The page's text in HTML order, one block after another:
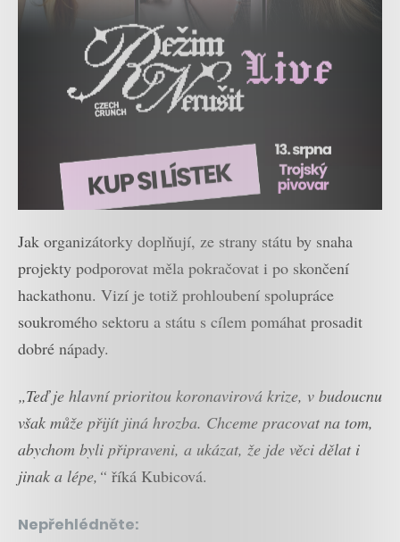
Jak organizátorky doplňují, ze strany státu by snaha
projekty podporovat měla pokračovat i po skončení
hackathonu. Vizí je totiž prohloubení spolupráce
soukromého sektoru a státu s cílem pomáhat prosadit
dobré nápady.
„Teď je hlavní prioritou koronavirová krize, v budoucnu
však může přijít jiná hrozba. Chceme pracovat na tom,
abychom byli připraveni, a ukázat, že jde věci dělat i
jinak a lépe,“ říká Kubicová.
Nepřehlédněte: